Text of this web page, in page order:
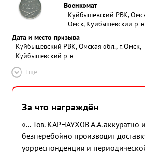
Военкомат
Куйбышевский РВК,
Омск, Куйбышевский р-н
Дата и место призыва
Куйбышевский РВК, Омская обл., г. Омск,
Куйбышевский р-н
Ещё
За что награждён
«... Тов. КАРНАУХОВ А.А. аккуратно и
безперебойно производит
уорреспонденции и